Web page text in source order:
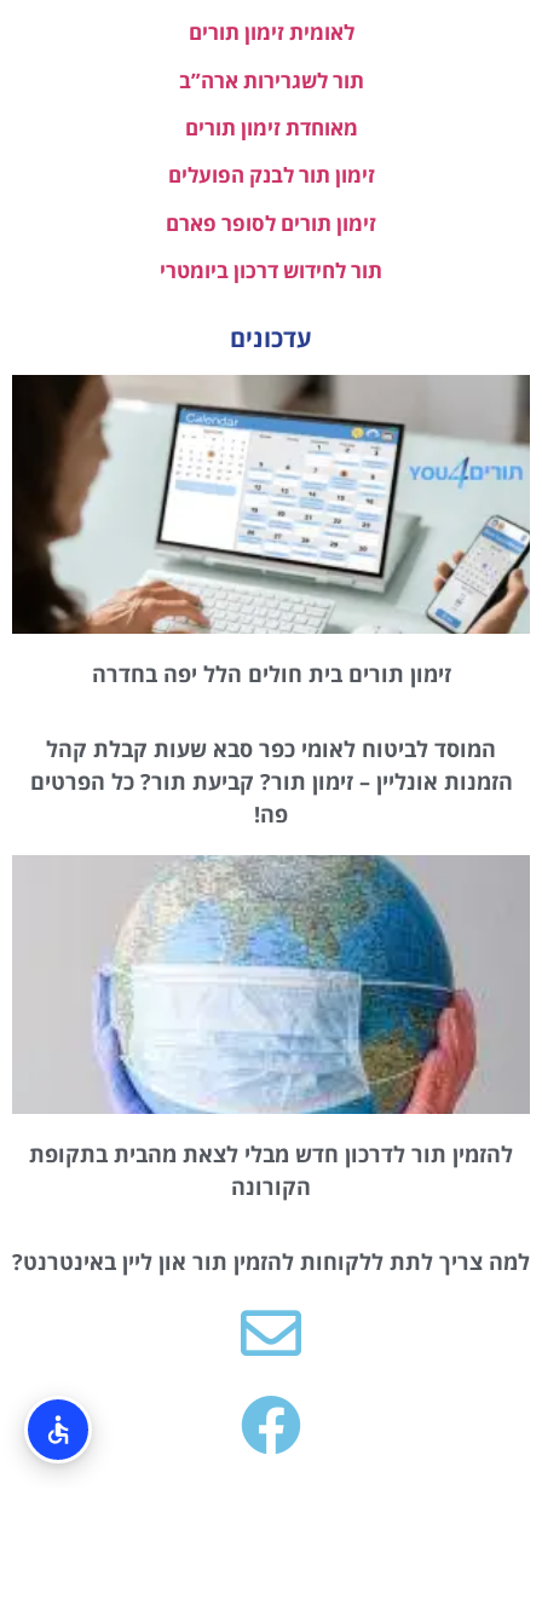
לאומית זימון תורים
תור לשגרירות ארה”ב
מאוחדת זימון תורים
זימון תור לבנק הפועלים
זימון תורים לסופר פארם
תור לחידוש דרכון ביומטרי
עדכונים
זימון תורים בית חולים הלל יפה בחדרה
המוסד לביטוח לאומי כפר סבא שעות קבלת קהל
הזמנות אונליין – זימון תור? קביעת תור? כל הפרטים
פה!
להזמין תור לדרכון חדש מבלי לצאת מהבית בתקופת
הקורונה
למה צריך לתת ללקוחות להזמין תור און ליין באינטרנט?